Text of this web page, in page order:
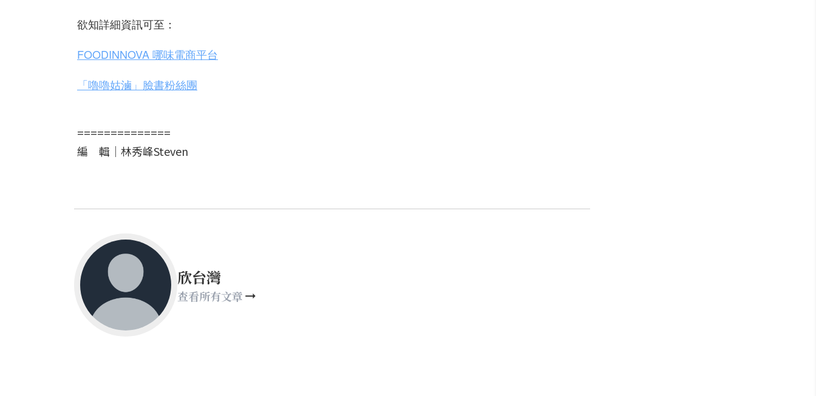
欲知詳細資訊可至：
FOODINNOVA 哪味電商平台
「嚕嚕姑滷」臉書粉絲團
==============
編 輯｜林秀峰Steven
欣台灣
查看所有文章